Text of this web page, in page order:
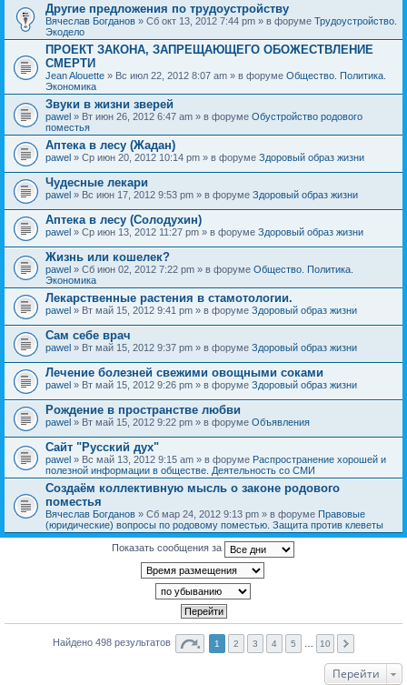
Другие предложения по трудоустройству
Вячеслав Богданов » Сб окт 13, 2012 7:44 pm » в форуме Трудоустройство.
Экодело
ПРОЕКТ ЗАКОНА, ЗАПРЕЩАЮЩЕГО ОБОЖЕСТВЛЕНИЕ
СМЕРТИ
Jean Alouette » Вс июл 22, 2012 8:07 am » в форуме Общество. Политика.
Экономика
Звуки в жизни зверей
pawel » Вт июн 26, 2012 6:47 am » в форуме Обустройство родового
поместья
Аптека в лесу (Жадан)
pawel » Ср июн 20, 2012 10:14 pm » в форуме Здоровый образ жизни
Чудесные лекари
pawel » Вс июн 17, 2012 9:53 pm » в форуме Здоровый образ жизни
Аптека в лесу (Солодухин)
pawel » Ср июн 13, 2012 11:27 pm » в форуме Здоровый образ жизни
Жизнь или кошелек?
pawel » Сб июн 02, 2012 7:22 pm » в форуме Общество. Политика.
Экономика
Лекарственные растения в стамотологии.
pawel » Вт май 15, 2012 9:41 pm » в форуме Здоровый образ жизни
Сам себе врач
pawel » Вт май 15, 2012 9:37 pm » в форуме Здоровый образ жизни
Лечение болезней свежими овощными соками
pawel » Вт май 15, 2012 9:26 pm » в форуме Здоровый образ жизни
Рождение в пространстве любви
pawel » Вт май 15, 2012 9:22 pm » в форуме Объявления
Сайт "Русский дух"
pawel » Вс май 13, 2012 9:15 am » в форуме Распространение хорошей и
полезной информации в обществе. Деятельность со СМИ
Создаём коллективную мысль о законе родового
поместья
Вячеслав Богданов » Сб мар 24, 2012 9:13 pm » в форуме Правовые
(юридические) вопросы по родовому поместью. Защита против клеветы
Показать сообщения за
Найдено 498 результатов 1 2 3 4 5 10
Перейти